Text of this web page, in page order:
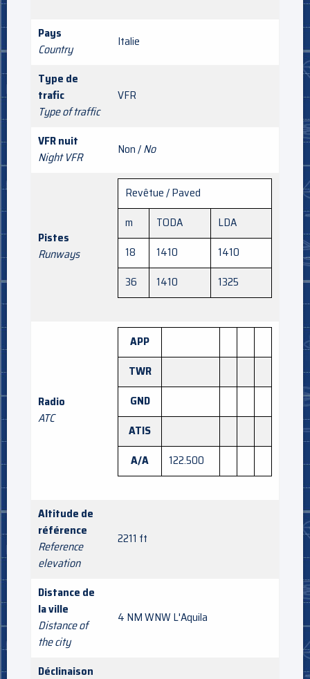
Pays
Country
Italie
Type de
trafic
Type of traffic
VFR
VFR nuit
Night VFR
Non /No
Pistes
Runways
Revêtue / Paved
m
TODA
LDA
18
1410
1410
36
1410 1325
Radio
ATC
APP
TWR
GND
ATIS
A/A
122.500
Altitude de
référence
Reference
elevation
2211 ft
Distance de
la ville
Distance of
the city
4 NM WNW L'Aquila
Déclinaison